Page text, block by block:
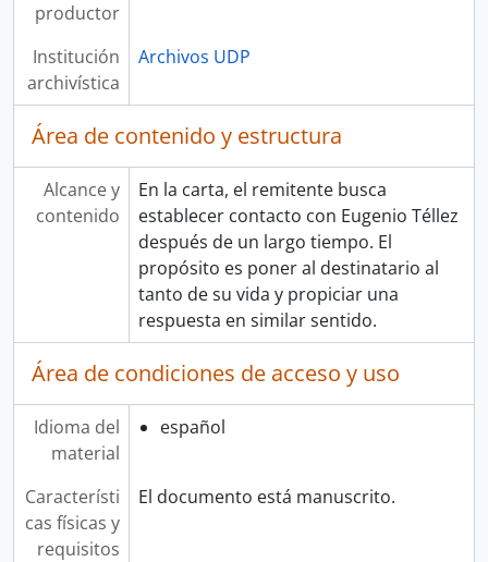
productor
Institución
archivística
Archivos UDP
Área de contenido y estructura
Alcance y
contenido
En la carta, el remitente busca
establecer contacto con Eugenio Téllez
después de un largo tiempo. El
propósito es poner al destinatario al
tanto de su vida y propiciar una
respuesta en similar sentido.
Área de condiciones de acceso y uso
Idioma del
material
español
Característi
cas físicas y
requisitos
El documento está manuscrito.